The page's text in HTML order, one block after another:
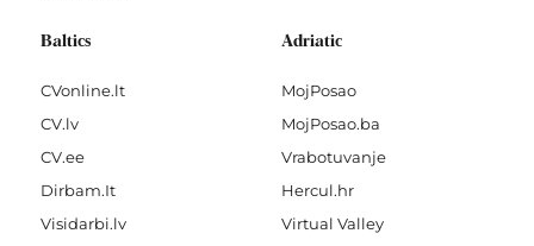
Baltics
CVonline.lt
CV.lv
CV.ee
Dirbam.It
Visidarbi.lv
Adriatic
MojPosao
MojPosao.ba
Vrabotuvanje
Hercul.hr
Virtual Valley